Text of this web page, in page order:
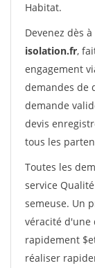
Habitat.
Devenez dès
isolation.fr,
engagement
demandes de
demande
devis
tous les
Toutes les
service
semeuse. Un
véracité d'une
rapidement
réaliser